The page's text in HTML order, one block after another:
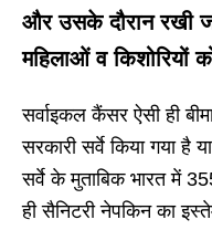
और उसके दौरान रखी
महिलाओं व किशोरियों
सर्वाइकल कैंसर ऐसी ही
सरकारी सर्वे किया गया है
सर्वे के मुताबिक भारत में
ही सैनिटरी नेपकिन का